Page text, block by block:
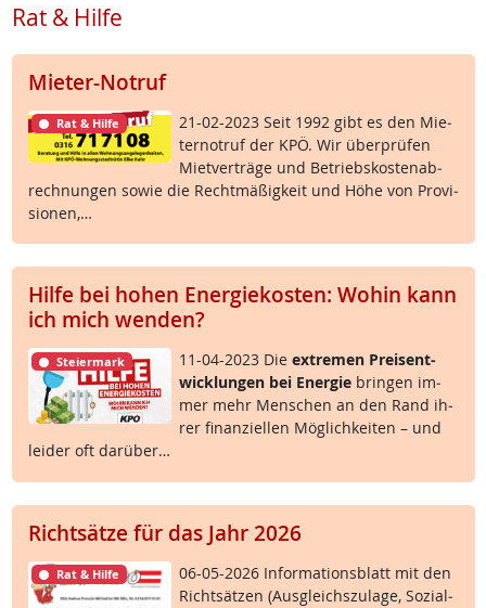
Rat & Hilfe
Mieter-Notruf
Rat & Hilfe
21-02-2023 Seit 1992 gibt es den Mie­
ter­no­t­ruf der KPÖ. Wir über­prü­fen
Miet­ver­trä­ge und Be­triebs­kos­ten­ab­
rech­nun­gen so­wie die Recht­mä­ß­ig­keit und Höhe von Pro­vi­
sio­nen,…
Hilfe bei hohen Energiekosten: Wohin kann
ich mich wenden?
Steiermark 11-04-2023 Die ex­t­re­men Preis­ent­
wick­lun­gen bei En­er­giebrin­gen im­
mer mehr Men­schen an den Rand ih­
rer fi­nan­zi­el­len Mög­lich­kei­ten – und
lei­der oft dar­über…
Richtsätze für das Jahr 2026
Rat & Hilfe
06-05-2026 In­for­ma­ti­ons­blatt mit den
Richt­sät­zen (Aus­g­leichs­zu­la­ge, So­zial­